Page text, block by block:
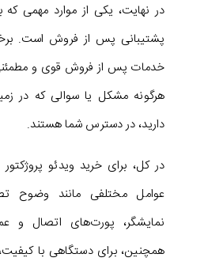
در نهایت، یکی از موارد مهمی که
پشتیبانی پس از فروش است.
خدمات پس از فروش قوی و مطمئنی
هرگونه مشکل یا سوالی که در
دارید، در دسترس شما هستند.
در کل، برای خرید ویدئو پروژکتور
عوامل مختلفی مانند وضوح
نمایشگر، پورت‌های اتصال و
همچنین، برای دستگاهی با